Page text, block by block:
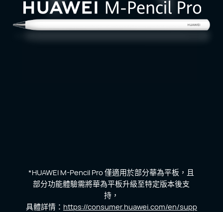
*HUAWEI M-Pencil Pro 僅適用於部分華為平板，且
部分功能體驗需將華為平板升級至特定版本後支
持，
具體詳情： https://consumer.huawei.com/en/supp